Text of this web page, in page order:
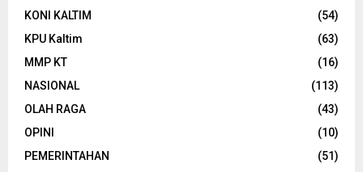
KONI KALTIM
(54)
KPU Kaltim
(63)
MMP KT
(16)
NASIONAL
(113)
OLAH RAGA
(43)
OPINI
(10)
PEMERINTAHAN
(51)